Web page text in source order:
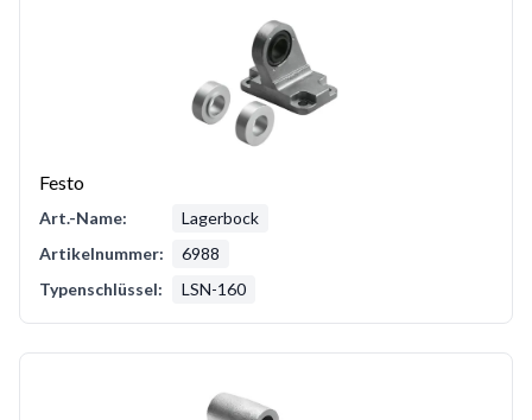
Festo
Art.-Name:
Lagerbock
Artikelnummer:
6988
Typenschlüssel:
LSN-160